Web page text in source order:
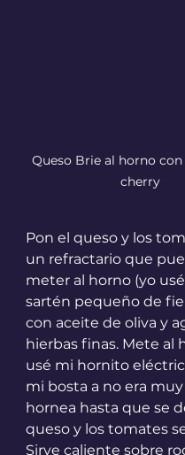
Queso Brie al horno
cherry
Pon el queso y los
un refractario que
meter al horno (yo
sartén pequeño de
con aceite de oliva y
hierbas finas. Mete al
usé mi hornito
mi bosta a no era
hornea hasta que se
queso y los tomates
Sirve caliente sobre